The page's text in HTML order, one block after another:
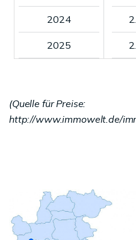
2024
2025
(Quelle für Preise:
http://www.immowelt.de/